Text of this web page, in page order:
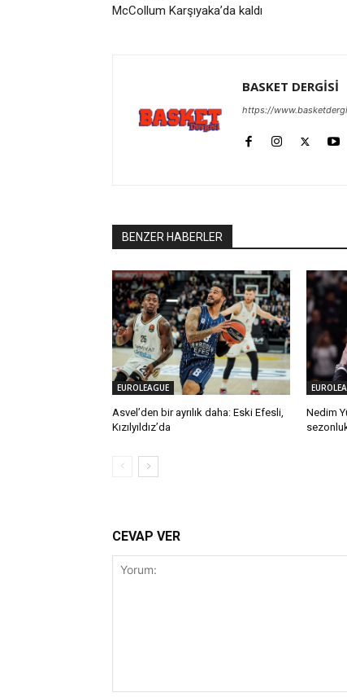
McCollum Karşıyaka’da kaldı
BASKET DERGİSİ
https://
BENZER HABERLER
EUROLEAGUE
Asvel’den bir ayrılık daha: Eski Efesli,
Kızılyıldız’da
Nedim
CEVAP VER